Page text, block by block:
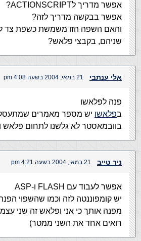
אפשר מדריך לACTIONSCRIPT?
אפשר בבקשה מדריך לזה?
והאם השפה הזו משמשת כשפת צד
שניהם, בקבצי פלאש?
אלי ענתבי 21 במאי, 2004 בשעה 4:08 pm
פנה לפלאשו
בפלאשו יש מספר מאמרים
בוובמאסטר לא גלשנו לתחום פלאש
ניר טייב 21 במאי, 2004 בשעה 4:21 pm
אפשר לעבוד עם FLASH ו-ASP
יש קומפוננטה לזה וכמו שהשפוי
מפנה אותך כי אני ופלאש זה שני
רואים אחד את השני ממטר)